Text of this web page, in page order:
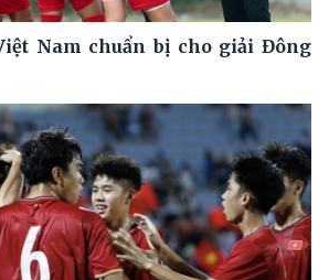
Nam chuẩn bị cho giải Đông